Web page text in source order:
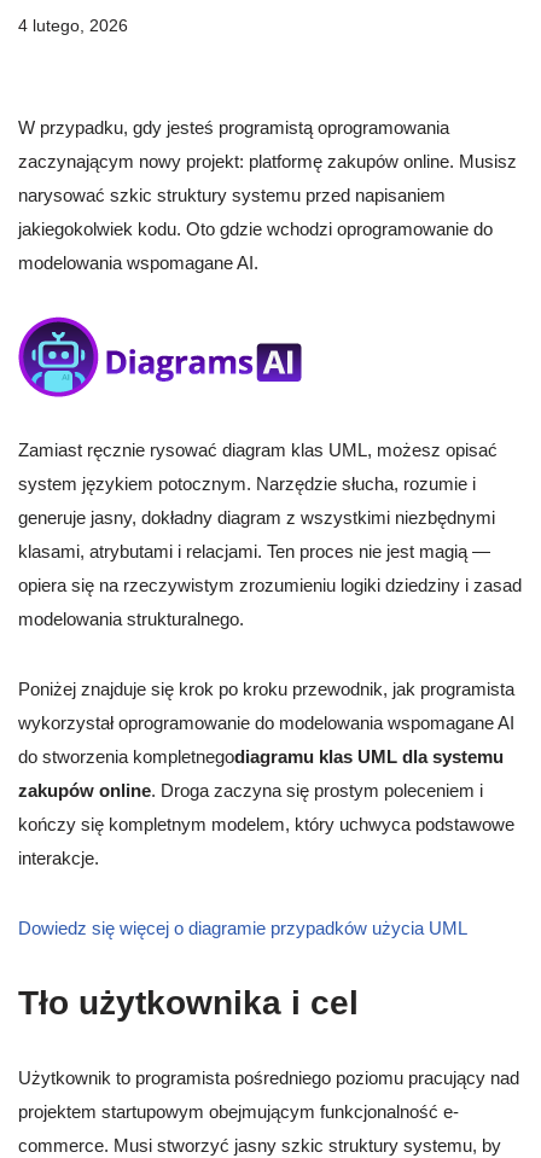
4 lutego, 2026
W przypadku, gdy jesteś programistą oprogramowania
zaczynającym nowy projekt: platformę zakupów online. Musisz
narysować szkic struktury systemu przed napisaniem
jakiegokolwiek kodu. Oto gdzie wchodzi oprogramowanie do
modelowania wspomagane AI.
Zamiast ręcznie rysować diagram klas UML, możesz opisać
system językiem potocznym. Narzędzie słucha, rozumie i
generuje jasny, dokładny diagram z wszystkimi niezbędnymi
klasami, atrybutami i relacjami. Ten proces nie jest magią —
opiera się na rzeczywistym zrozumieniu logiki dziedziny i zasad
modelowania strukturalnego.
Poniżej znajduje się krok po kroku przewodnik, jak programista
wykorzystał oprogramowanie do modelowania wspomagane AI
do stworzenia kompletnegodiagramu klas UML dla systemu
zakupów online. Droga zaczyna się prostym poleceniem i
kończy się kompletnym modelem, który uchwyca podstawowe
interakcje.
Dowiedz się więcej o diagramie przypadków użycia UML
Tło użytkownika i cel
Użytkownik to programista pośredniego poziomu pracujący nad
projektem startupowym obejmującym funkcjonalność e-
commerce. Musi stworzyć jasny szkic struktury systemu, by